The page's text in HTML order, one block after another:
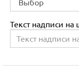
Текст надписи на